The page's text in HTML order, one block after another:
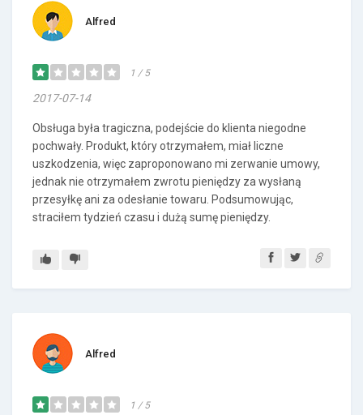
Alfred
1 / 5
2017-07-14
Obsługa była tragiczna, podejście do klienta niegodne
pochwały. Produkt, który otrzymałem, miał liczne
uszkodzenia, więc zaproponowano mi zerwanie umowy,
jednak nie otrzymałem zwrotu pieniędzy za wysłaną
przesyłkę ani za odesłanie towaru. Podsumowując,
straciłem tydzień czasu i dużą sumę pieniędzy.
Alfred
1 / 5